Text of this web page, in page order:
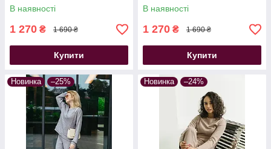
В наявності
1 270 ₴ 1 690 ₴
Купити
В наявності
1 270 ₴ 1 690 ₴
Купити
Новинка –25% Новинка –24%